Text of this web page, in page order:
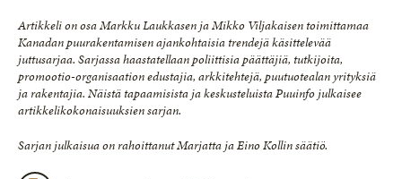
Artikkeli on osa Markku Laukkasen ja Mikko Viljakaisen toimittamaa
Kanadan puurakentamisen ajankohtaisia trendejä käsittelevää
juttusarjaa. Sarjassa haastatellaan poliittisia päättäjiä, tutkijoita,
promootio-organisaation edustajia, arkkitehtejä, puutuotealan yrityksiä
ja rakentajia. Näistä tapaamisista ja keskusteluista Puuinfo julkaisee
artikkelikokonaisuuksien sarjan.
Sarjan julkaisua on rahoittanut Marjatta ja Eino Kollin säätiö.